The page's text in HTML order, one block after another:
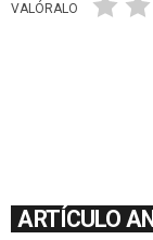
VALÓRALO
ARTÍCULO